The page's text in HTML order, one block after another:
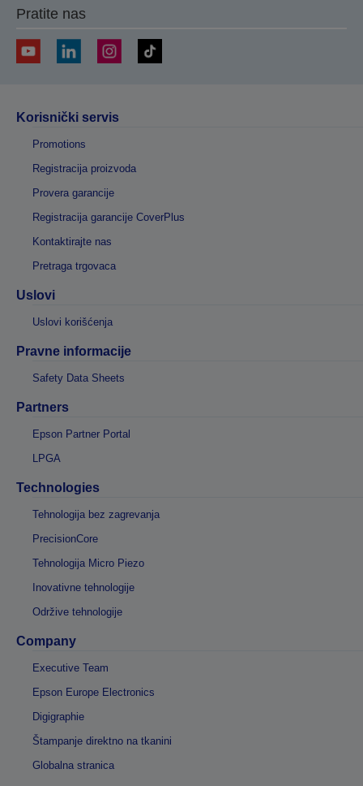
Pratite nas
Korisnički servis
Promotions
Registracija proizvoda
Provera garancije
Registracija garancije CoverPlus
Kontaktirajte nas
Pretraga trgovaca
Uslovi
Uslovi korišćenja
Pravne informacije
Safety Data Sheets
Partners
Epson Partner Portal
LPGA
Technologies
Tehnologija bez zagrevanja
PrecisionCore
Tehnologija Micro Piezo
Inovativne tehnologije
Održive tehnologije
Company
Executive Team
Epson Europe Electronics
Digigraphie
Štampanje direktno na tkanini
Globalna stranica